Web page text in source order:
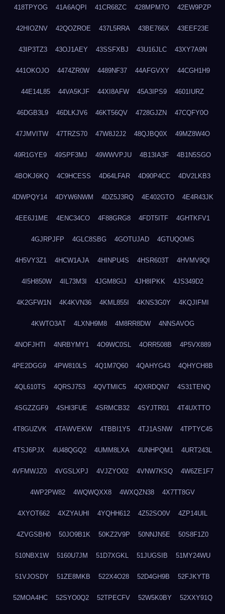
418TPYOG 41A6AQPI 41CR68ZC 428MPM7O 42EW9PZP
42HIOZNV 42QOZROE 437L5RRA 43BE766X 43EEF23E
43IP3TZ3 43OJ1AEY 43SSFXBJ 43U16JLC 43XY7A9N
441OKOJO 4474ZR0W 4489NF37 44AFGVXY 44CGH1H9
44E14L85 44VA5KJF 44XI8AFW 45A3IPS9 4601IURZ
46DGB3L9 46DLKJV6 46KT56QV 4728GJZN 47CQFY0O
47JMVITW 47TRZS70 47W8J2J2 48QJBQ0X 49MZ8W4O
49R1GYE9 49SPF3MJ 49WWVPJU 4B13IA3F 4B1N5SGO
4BOKJ6KQ 4C9HCESS 4D64LFAR 4D90P4CC 4DV2LKB3
4DWPQY14 4DYW6NWM 4DZ5J3RQ 4E402GTO 4E4R43JK
4EE6J1ME 4ENC34CO 4F88GRG8 4FDT5ITF 4GHTKFV1
4GJRPJFP 4GLC8SBG 4GOTUJAD 4GTUQOMS
4H5VY3Z1 4HCW1AJA 4HINPU4S 4HSR603T 4HVMV9QI
4I5H850W 4IL73M3I 4JGM8GIJ 4JH8IPKK 4JS349D2
4K2GFW1N 4K4KVN36 4KML855I 4KNS3G0Y 4KQJIFMI
4KWTO3AT 4LXNH9M8 4M8RR8DW 4NNSAVOG
4NOFJHTI 4NRBYMY1 4O9WC0SL 4ORR508B 4P5VX889
4PE2DGG9 4PW810LS 4Q1M7Q60 4QAHYG43 4QHYCH8B
4QL610TS 4QRSJ753 4QVTMIC5 4QXRDQN7 4S31TENQ
4SGZZGF9 4SHI3FUE 4SRMCB32 4SYJTR01 4T4UXTTO
4T8GUZVK 4TAWVEKW 4TBBI1Y5 4TJ1ASNW 4TPTYC45
4TSJ6PJX 4U48QGQ2 4UMM8LXA 4UNHPQM1 4URT243L
4VFMWJZ0 4VGSLXPJ 4VJZYO02 4VNW7KSQ 4W6ZE1F7
4WP2PW82 4WQWQXX8 4WXQZN38 4X7TT8GV
4XYOT662 4XZYAUHI 4YQHH612 4Z52SO0V 4ZP14UIL
4ZVGSBH0 50JO9B1K 50KZ2V9P 50NNJN5E 50S8F1Z0
510NBX1W 5160U7JM 51D7XGKL 51JUGSIB 51MY24WU
51VJOSDY 51ZE8MKB 522X4O28 52D4GH9B 52FJKYTB
52MOA4HC 52SYO0Q2 52TPECFV 52W5K0BY 52XXY91Q